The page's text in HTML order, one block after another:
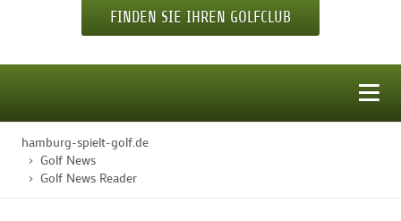
FINDEN SIE IHREN GOLFCLUB
STARTSEITE
hamburg-spielt-golf.de
Golf News
Golf News Reader